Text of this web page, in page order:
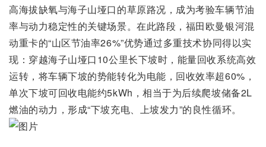
高海拔缺氧与海子山垭口的草原路况，成为考验车辆节油
率与动力稳定性的关键场景。在此路段，福田欧曼银河混
动重卡的“山区节油率26%”优势通过多重技术协同得以实
现：穿越海子山垭口10公里长下坡时，能量回收系统高效
运转，将车辆下坡的势能转化为电能，回收效率超60%，
单次下坡可回收电能约5kWh，相当于为后续爬坡储备2L
燃油的动力，形成“下坡充电、上坡发力”的良性循环。